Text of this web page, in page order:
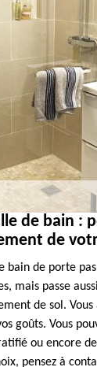
de bain :
de
bain de porte
mais passe
de sol. Vous
goûts. Vous
ou encore
pensez à